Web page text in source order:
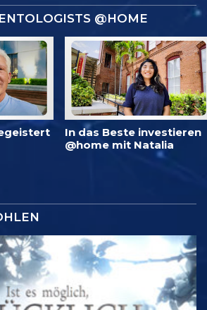
@HOME
In das Beste investieren
@home mit Natalia